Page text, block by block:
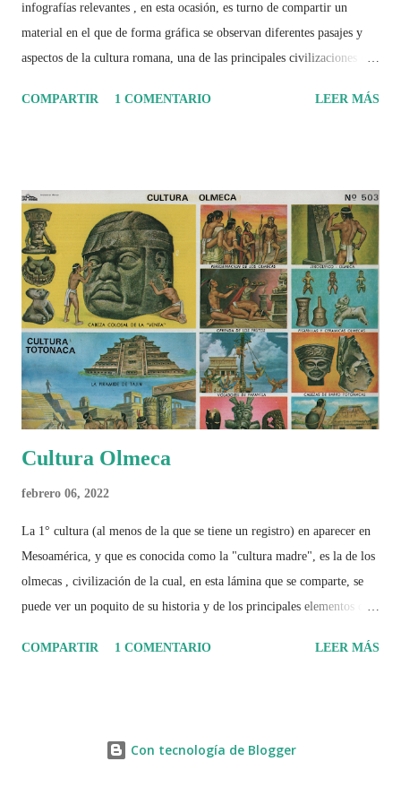
infografías relevantes , en esta ocasión, es turno de compartir un
material en el que de forma gráfica se observan diferentes pasajes y
aspectos de la cultura romana, una de las principales civilizaciones que
COMPARTIR
1 COMENTARIO LEER MÁS
Cultura Olmeca
febrero 06, 2022
La 1° cultura (al menos de la que se tiene un registro) en aparecer en
Mesoamérica, y que es conocida como la "cultura madre", es la de los
olmecas , civilización de la cual, en esta lámina que se comparte, se
puede ver un poquito de su historia y de los principales elementos que
COMPARTIR
1 COMENTARIO LEER MÁS
Con tecnología de Blogger